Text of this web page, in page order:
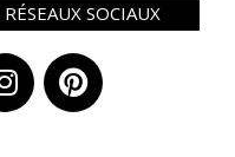
SOCIAUX